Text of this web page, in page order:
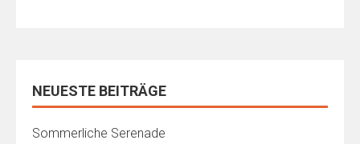
NEUESTE BEITRÄGE
Sommerliche Serenade